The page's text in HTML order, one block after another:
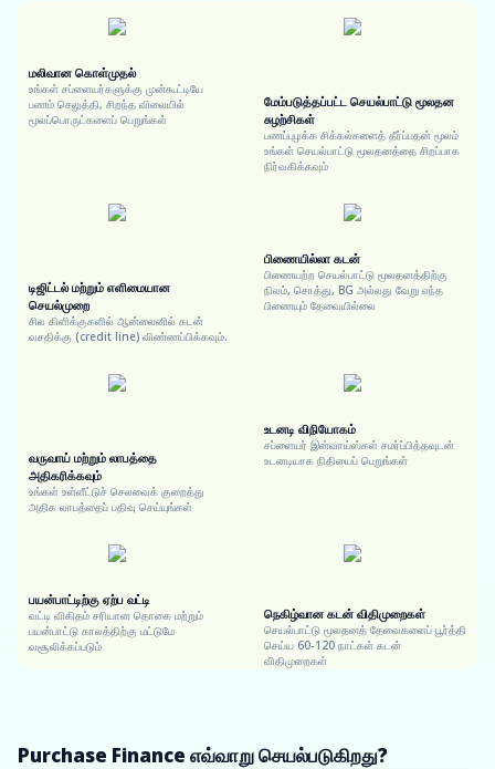
மலிவான கொள்முதல்
உங்கள் சப்ளையர்களுக்கு முன்கூட்டியே
பணம் செலுத்தி, சிறந்த விலையில்
மூலப்பொருட்களைப் பெறுங்கள்
மேம்படுத்தப்பட்ட செயல்பாட்டு மூலதன
சுழற்சிகள்
பணப்புழக்க சிக்கல்களைத் தீர்ப்பதன் மூலம்
உங்கள் செயல்பாட்டு மூலதனத்தை சிறப்பாக
நிர்வகிக்கவும்
டிஜிட்டல் மற்றும் எளிமையான
செயல்முறை
சில கிளிக்குகளில் ஆன்லைனில் கடன்
வசதிக்கு (credit line) விண்ணப்பிக்கவும்.
பிணையில்லா கடன்
பிணையற்ற செயல்பாட்டு மூலதனத்திற்கு
நிலம், சொத்து, BG அல்லது வேறு எந்த
பிணையும் தேவையில்லை
வருவாய் மற்றும் லாபத்தை
அதிகரிக்கவும்
உங்கள் உள்ளீட்டுச் செலவைக் குறைத்து
அதிக லாபத்தைப் பதிவு செய்யுங்கள்
உடனடி விநியோகம்
சப்ளையர் இன்வாய்ஸ்கள் சமர்ப்பித்தவுடன்
உடனடியாக நிதியைப் பெறுங்கள்
பயன்பாட்டிற்கு ஏற்ப வட்டி
வட்டி விகிதம் சரியான தொகை மற்றும்
பயன்பாட்டு காலத்திற்கு மட்டுமே
வசூலிக்கப்படும்
நெகிழ்வான கடன் விதிமுறைகள்
செயல்பாட்டு மூலதனத் தேவைகளைப் பூர்த்தி
செய்ய 60-120 நாட்கள் கடன்
விதிமுறைகள்
Purchase Finance எவ்வாறு செயல்படுகிறது?